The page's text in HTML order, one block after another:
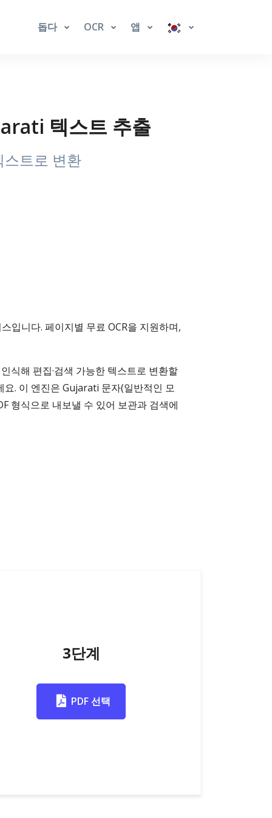
돕다 OCR 앱
텍스트 추출
스트로 변환
입니다. 페이지별 무료 OCR을 지원하며,
식해 편집·검색 가능한 텍스트로 변환할
요. 이 엔진은 Gujarati 문자(일반적인 모
형식으로 내보낼 수 있어 보관과 검색에
3단계
PDF 선택